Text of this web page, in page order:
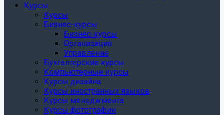
Курсы
Курсы
Бизнес-курсы
Бизнес-курсы
Организация
Управление
Бухгалтерские курсы
Компьютерные курсы
Курсы дизайна
Курсы иностранных языков
Курсы менеджмента
Курсы фотографии